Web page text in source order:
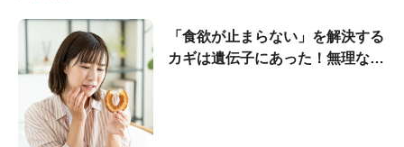
「食欲が止まらない」を解決する
カギは遺伝子にあった！無理なく